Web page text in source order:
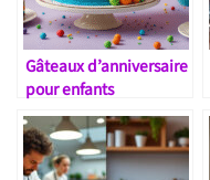
Gâteaux d’anniversaire
pour enfants